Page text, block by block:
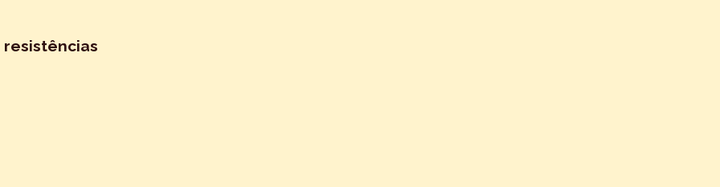
resistências